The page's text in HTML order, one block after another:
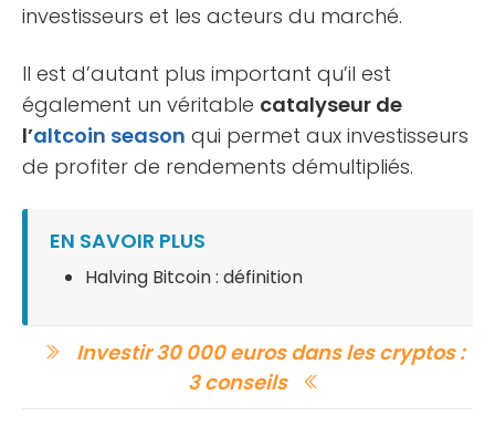
investisseurs et les acteurs du marché.
Il est d’autant plus important qu’il est
également un véritable catalyseur de
l’altcoin season qui permet aux investisseurs
de profiter de rendements démultipliés.
EN SAVOIR PLUS
Halving Bitcoin : définition
Investir 30 000 euros dans les cryptos :
3 conseils